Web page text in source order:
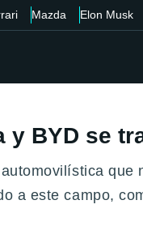
Mazda Elon Musk
y BYD se
a este campo,